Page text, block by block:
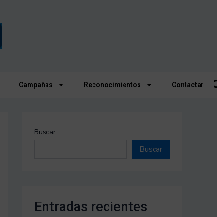
Campañas Reconocimientos Contactar
Buscar
Buscar
Entradas recientes